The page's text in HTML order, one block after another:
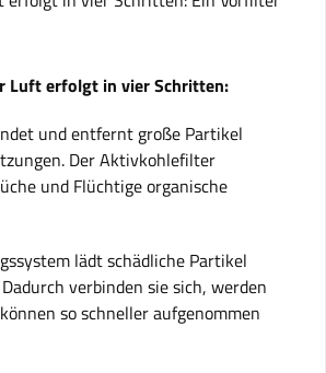
Luft erfolgt in vier Schritten:
und entfernt große Partikel
Der Aktivkohlefilter
und Flüchtige organische
lädt schädliche Partikel
verbinden sie sich, werden
so schneller aufgenommen